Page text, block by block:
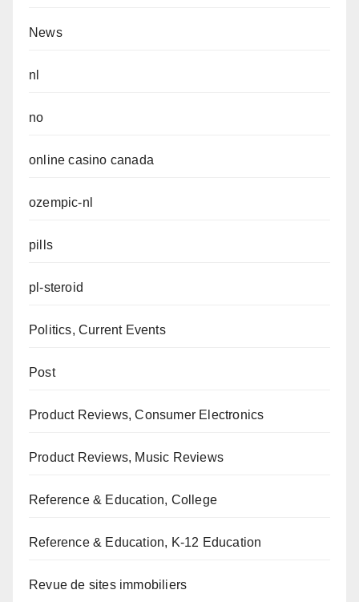
News
nl
no
online casino canada
ozempic-nl
pills
pl-steroid
Politics, Current Events
Post
Product Reviews, Consumer Electronics
Product Reviews, Music Reviews
Reference & Education, College
Reference & Education, K-12 Education
Revue de sites immobiliers